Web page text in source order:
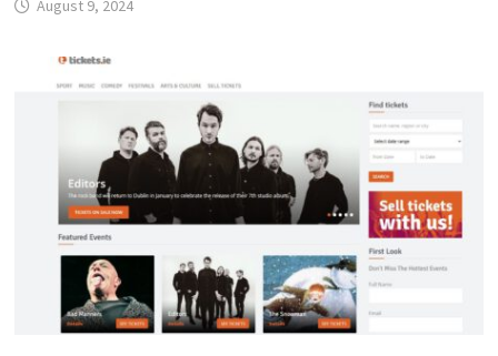
August 9, 2024